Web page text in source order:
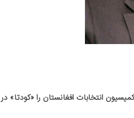
انتخابات افغانستان را «کودتا» در